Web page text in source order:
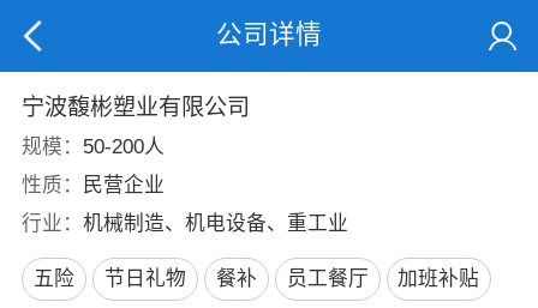
公司详情
宁波馥彬塑业有限公司
规模： 50-200人
性质：
民营企业
行业： 机械制造、机电设备、重工业
五险 节日礼物 餐补 员工餐厅 加班补贴